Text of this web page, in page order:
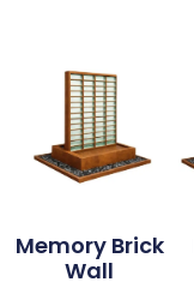
Memory Brick
Wall